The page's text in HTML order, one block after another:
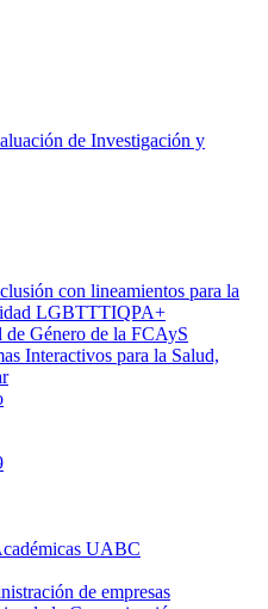
de Investigación y
con lineamientos para la
LGBTTTIQPA+
de Género de la FCAyS
Interactivos para la Salud,
UABC
de empresas